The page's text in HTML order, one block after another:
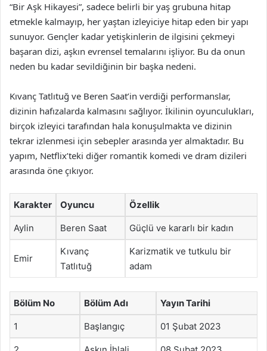
“Bir Aşk Hikayesi”, sadece belirli bir yaş grubuna hitap
etmekle kalmayıp, her yaştan izleyiciye hitap eden bir yapı
sunuyor. Gençler kadar yetişkinlerin de ilgisini çekmeyi
başaran dizi, aşkın evrensel temalarını işliyor. Bu da onun
neden bu kadar sevildiğinin bir başka nedeni.
Kıvanç Tatlıtuğ ve Beren Saat’in verdiği performanslar,
dizinin hafızalarda kalmasını sağlıyor. İkilinin oyunculukları,
birçok izleyici tarafından hala konuşulmakta ve dizinin
tekrar izlenmesi için sebepler arasında yer almaktadır. Bu
yapım, Netflix’teki diğer romantik komedi ve dram dizileri
arasında öne çıkıyor.
Karakter Oyuncu Özellik
Aylin Beren Saat Güçlü ve kararlı bir kadın
Emir
Kıvanç
Tatlıtuğ
Karizmatik ve tutkulu bir
adam
Bölüm No Bölüm Adı Yayın Tarihi
1 Başlangıç 01 Şubat 2023